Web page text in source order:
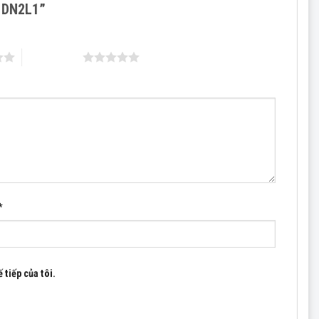
tiếp của tôi.